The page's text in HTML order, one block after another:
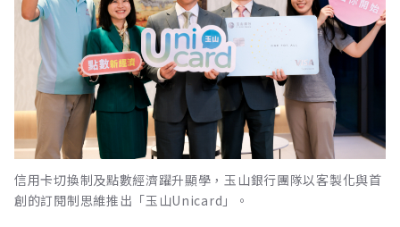
信用卡切換制及點數經濟躍升顯學，玉山銀行團隊以客製化與首
創的訂閱制思維推出「玉山Unicard」。